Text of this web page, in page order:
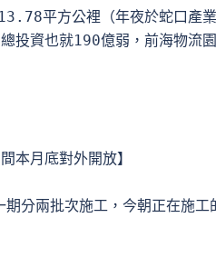
平方公裡（年夜於蛇口產
投資也就190億弱，前海物流
本月底對外開放】
分兩批次施工，今朝正在施